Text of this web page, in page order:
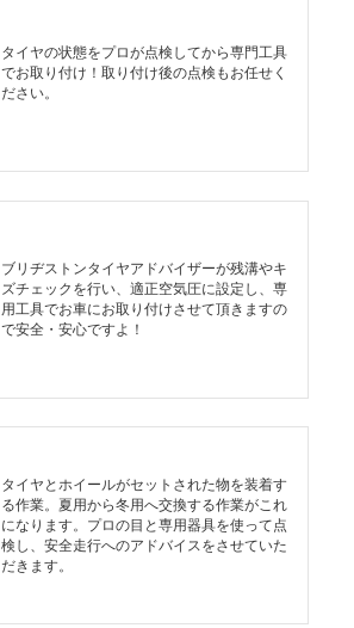
タイヤの状態をプロが点検してから専門工具
でお取り付け！取り付け後の点検もお任せく
ださい。
ブリヂストンタイヤアドバイザーが残溝やキ
ズチェックを行い、適正空気圧に設定し、専
用工具でお車にお取り付けさせて頂きますの
で安全・安心ですよ！
タイヤとホイールがセットされた物を装着す
る作業。夏用から冬用へ交換する作業がこれ
になります。プロの目と専用器具を使って点
検し、安全走行へのアドバイスをさせていた
だきます。